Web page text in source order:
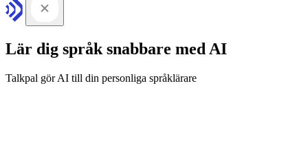
Lär dig språk snabbare med AI
Talkpal gör AI till din personliga språklärare